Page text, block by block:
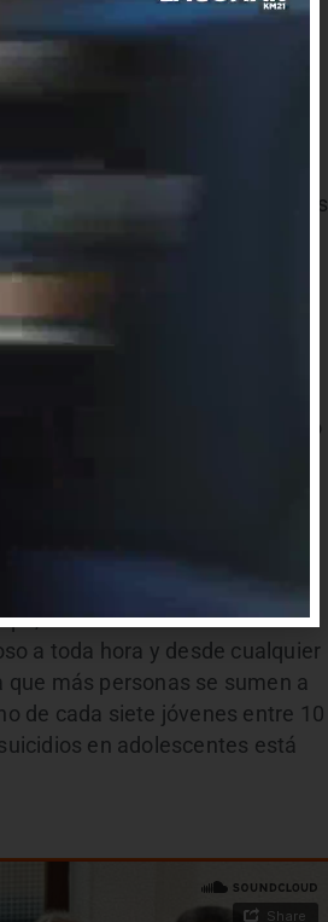
de actividades como
tai chi, volley, yoga, y
aventura entre
Seré el lunes 2 de febrero
habrá feria gastronómica y otras
en la sede Náutica
altas tasas de suicidio y un
sentido el Club trabaja con
Pública. El trabajo está dirigido
Díaz.
de 17 a 20.30 hs, incluye a los
de la zona.
es el acoso virtual entre
mediante la utilización de
a toda hora y desde cualquier
más personas se sumen a
de cada siete jóvenes entre 10
en adolescentes está